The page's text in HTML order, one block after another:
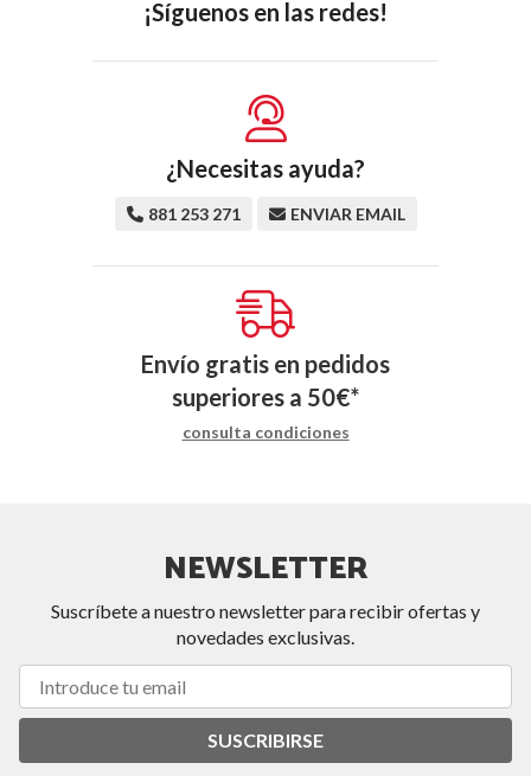
¡Síguenos en las redes!
¿Necesitas ayuda?
881 253 271 ENVIAR EMAIL
Envío gratis en pedidos
superiores a 50€*
consulta condiciones
NEWSLETTER
Suscríbete a nuestro newsletter para recibir ofertas y
novedades exclusivas.
SUSCRIBIRSE